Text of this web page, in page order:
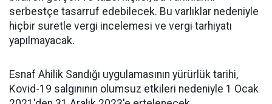
serbestçe tasarruf edebilecek. Bu varlıklar nedeniyle
hiçbir suretle vergi incelemesi ve vergi tarhiyatı
yapılmayacak.
Esnaf Ahilik Sandığı uygulamasının yürürlük tarihi,
Kovid-19 salgınının olumsuz etkileri nedeniyle 1 Ocak